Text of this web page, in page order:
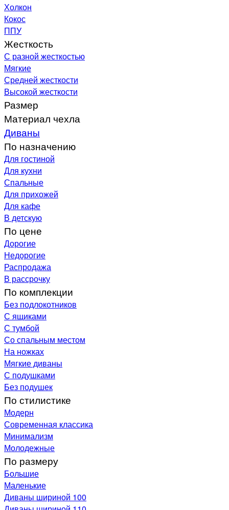
Холкон
Кокос
ППУ
Жесткость
С разной жесткостью
Мягкие
Средней жесткости
Высокой жесткости
Размер
Материал чехла
Диваны
По назначению
Для гостиной
Для кухни
Спальные
Для прихожей
Для кафе
В детскую
По цене
Дорогие
Недорогие
Распродажа
В рассрочку
По комплекции
Без подлокотников
С ящиками
С тумбой
Со спальным местом
На ножках
Мягкие диваны
С подушками
Без подушек
По стилистике
Модерн
Современная классика
Минимализм
Молодежные
По размеру
Большие
Маленькие
Диваны шириной 100